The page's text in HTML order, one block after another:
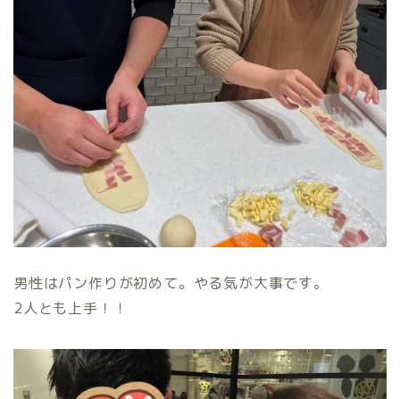
男性はパン作りが初めて。やる気が大事です。
2人とも上手！！